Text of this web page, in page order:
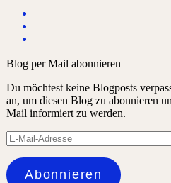
Blog per Mail abonnieren
Du möchtest keine Blogposts
an, um diesen Blog zu abonnieren
Mail informiert zu werden.
E-
Mail-
Adresse
Abonnieren